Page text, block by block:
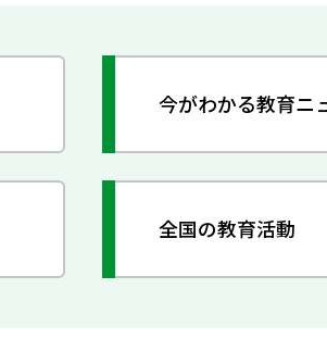
今がわかる教育ニ
全国の教育活動